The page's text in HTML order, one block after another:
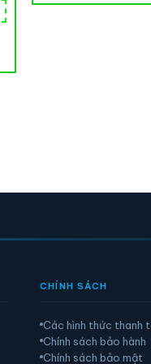
CHÍNH SÁCH
Các hình thức thanh
Chính sách bảo hành
Chính sách bảo mật